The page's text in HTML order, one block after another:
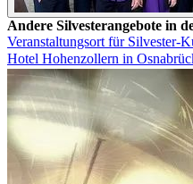
Andere Silvesterangebote in
Veranstaltungsort für Silvester-
Hotel Hohenzollern in